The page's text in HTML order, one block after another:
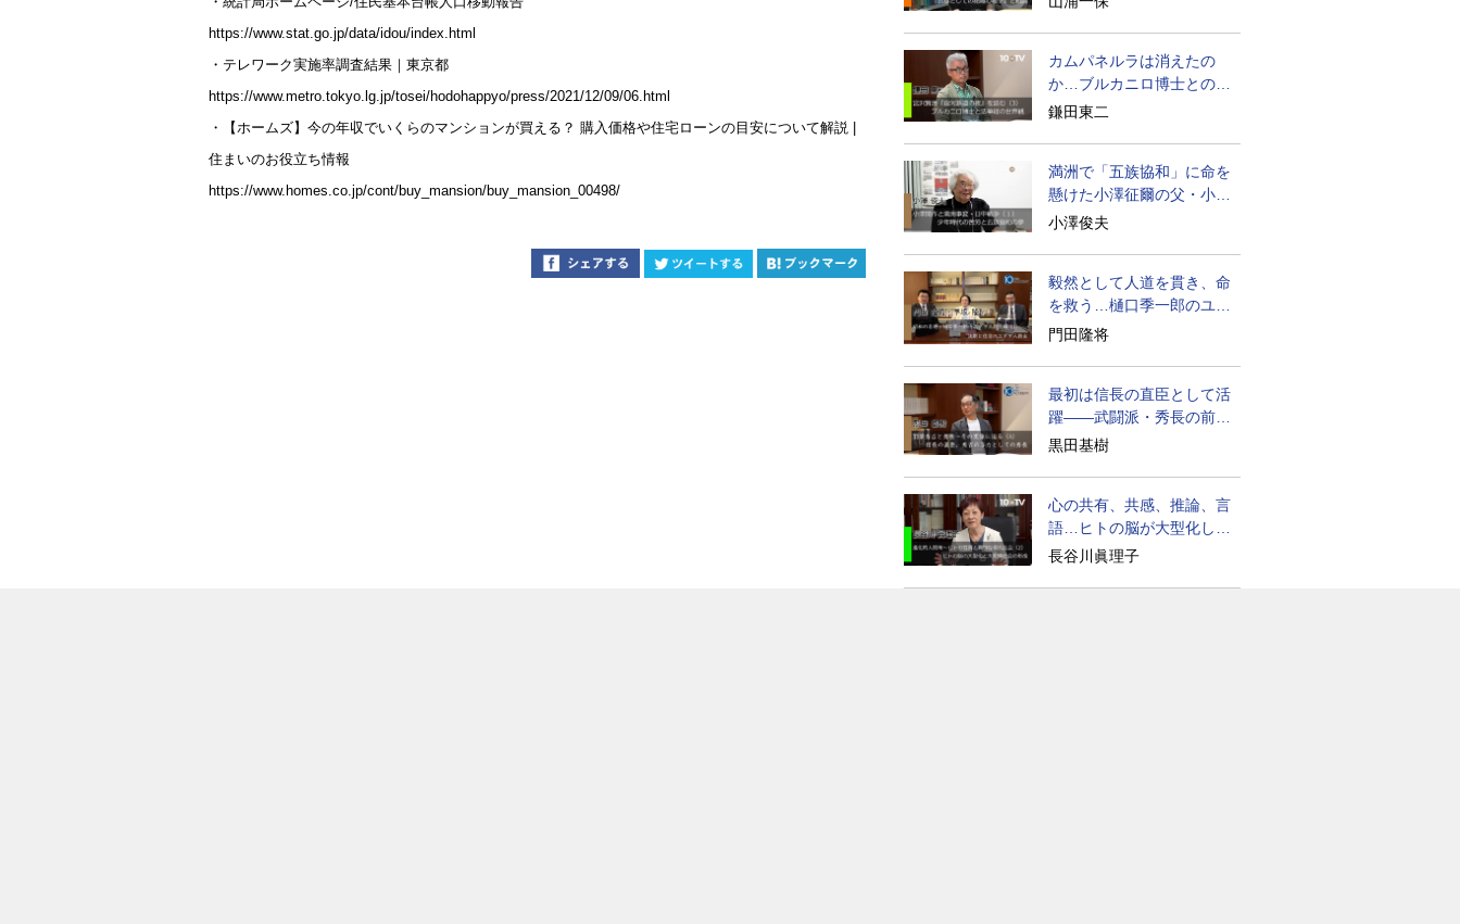
https://www.stat.go.jp/data/idou/index.html
・テレワーク実施率調査結果｜東京都
https://www.metro.tokyo.lg.jp/tosei/hodohappyo/press/2021/12/09/06.html
・【ホームズ】今の年収でいくらのマンションが買える？ 購入価格や住宅ローンの目安について解説 |
住まいのお役立ち情報
https://www.homes.co.jp/cont/buy_mansion/buy_mansion_00498/
カムパネルラは消えたの
か…ブルカニロ博士との対
話の意味
鎌田東二
満洲で「五族協和」に命を
懸けた小澤征爾の父・小澤
開作
小澤俊夫
毅然として人道を貫き、命
を救う…樋口季一郎のユダ
ヤ人救出
門田隆将
最初は信長の直臣として活
躍――武闘派・秀長の前半
生は？
黒田基樹
心の共有、共感、推論、言
語…ヒトの脳が大型化した
理由
長谷川眞理子